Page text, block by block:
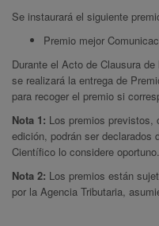
Se instaurará el siguiente
Premio mejor
Durante el Acto de Clausura
se realizará la entrega de
para recoger el premio si
Nota 1: Los premios previstos,
edición, podrán ser declarados
Científico lo considere oportuno.
Nota 2: Los premios están
por la Agencia Tributaria,